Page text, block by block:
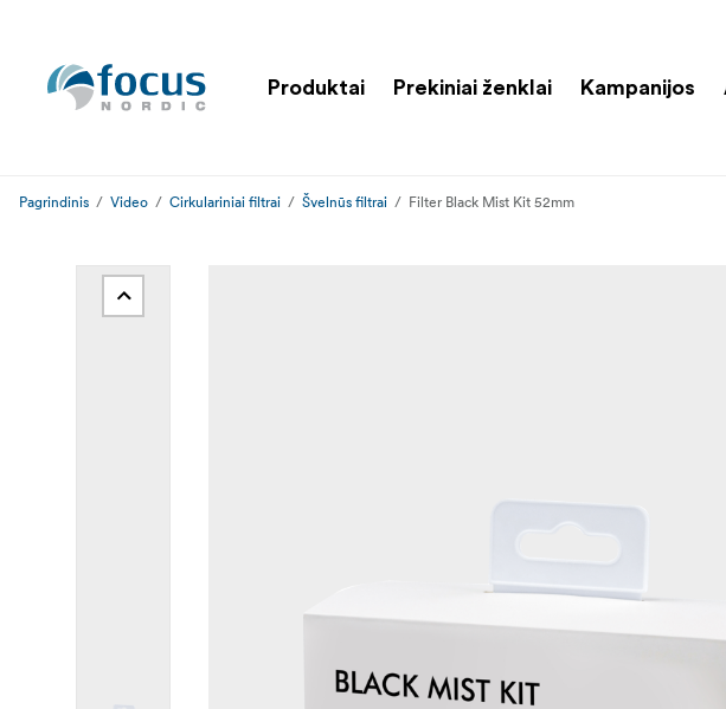
Produktai Prekiniai ženklai Kampanijos
Pagrindinis Video Cirkulariniai filtrai Švelnūs filtrai Filter Black Mist Kit 52mm